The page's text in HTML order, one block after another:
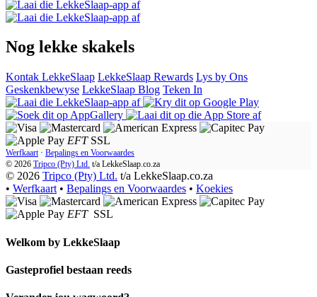
Nog lekke skakels
Kontak LekkeSlaap LekkeSlaap Rewards Lys by Ons
Geskenkbewyse LekkeSlaap Blog Teken In
EFT SSL
Werfkaart · Bepalings en Voorwaardes
© 2026 Tripco (Pty) Ltd. t/a LekkeSlaap.co.za
© 2026 Tripco (Pty) Ltd. t/a LekkeSlaap.co.za
• Werfkaart • Bepalings en Voorwaardes • Koekies
EFT SSL
Welkom by LekkeSlaap
Gasteprofiel bestaan ​​reeds